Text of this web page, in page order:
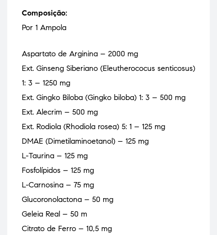
Composição:
Por 1 Ampola
Aspartato de Arginina – 2000 mg
Ext. Ginseng Siberiano (Eleutherococus senticosus)
1: 3 – 1250 mg
Ext. Gingko Biloba (Gingko biloba) 1: 3 – 500 mg
Ext. Alecrim – 500 mg
Ext. Rodiola (Rhodiola rosea) 5: 1 – 125 mg
DMAE (Dimetilaminoetanol) – 125 mg
L-Taurina – 125 mg
Fosfolípidos – 125 mg
L-Carnosina – 75 mg
Glucoronolactona – 50 mg
Geleia Real – 50 m
Citrato de Ferro – 10,5 mg